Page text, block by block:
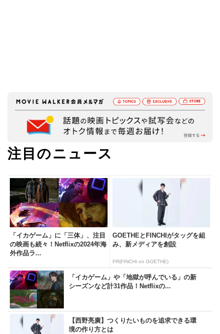
注目のニュース
「イカゲーム」に「三体」、注目
の映画も続々！Netflixの2024年海
外作品ラ...
GOETHEとFINCHIがタッグを組
み、新メディアを創設
PR(FINCHI on GOETHE)
「イカゲーム」や「地獄が呼んでいる」の新
シーズンなど計31作品！Netflixの...
【西野亮廣】つくりたいものを追求できる環
境の作り方とは